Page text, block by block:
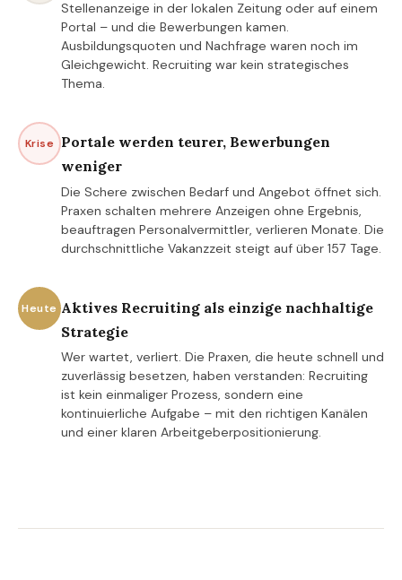
Stellenanzeige in der lokalen Zeitung oder auf einem
Portal – und die Bewerbungen kamen.
Ausbildungsquoten und Nachfrage waren noch im
Gleichgewicht. Recruiting war kein strategisches
Thema.
Krise
Portale werden teurer, Bewerbungen
weniger
Die Schere zwischen Bedarf und Angebot öffnet sich.
Praxen schalten mehrere Anzeigen ohne Ergebnis,
beauftragen Personalvermittler, verlieren Monate. Die
durchschnittliche Vakanzzeit steigt auf über 157 Tage.
Heute Aktives Recruiting als einzige nachhaltige
Strategie
Wer wartet, verliert. Die Praxen, die heute schnell und
zuverlässig besetzen, haben verstanden: Recruiting
ist kein einmaliger Prozess, sondern eine
kontinuierliche Aufgabe – mit den richtigen Kanälen
und einer klaren Arbeitgeberpositionierung.